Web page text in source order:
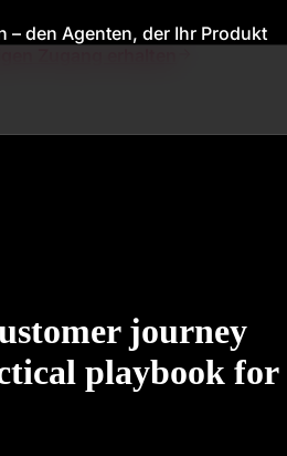
– den Agenten, der Ihr Produkt
Zugang erhalten
journey
playbook for